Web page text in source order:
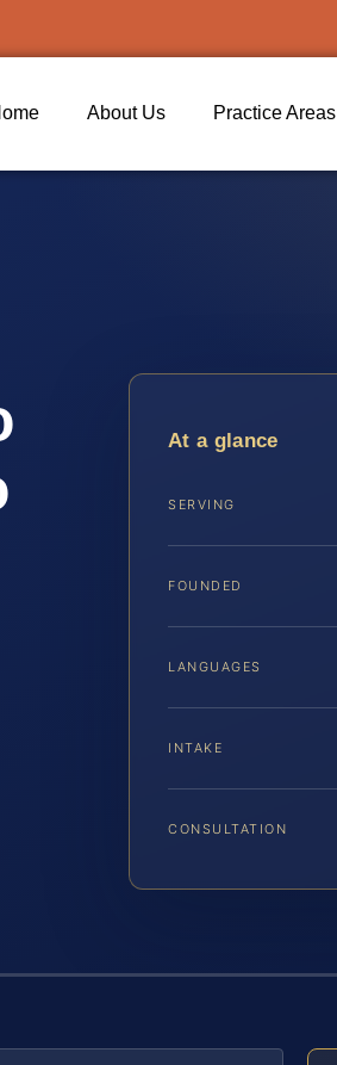
About Us Practice Areas
At a glance
SERVING
FOUNDED
LANGUAGES
INTAKE
CONSULTATION